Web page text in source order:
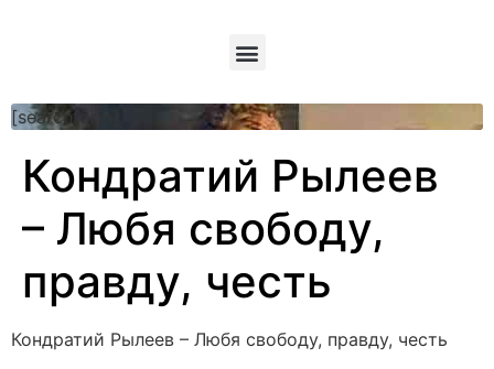
[searchform]
Кондратий Рылеев
– Любя свободу,
правду, честь
Кондратий Рылеев – Любя свободу, правду, честь